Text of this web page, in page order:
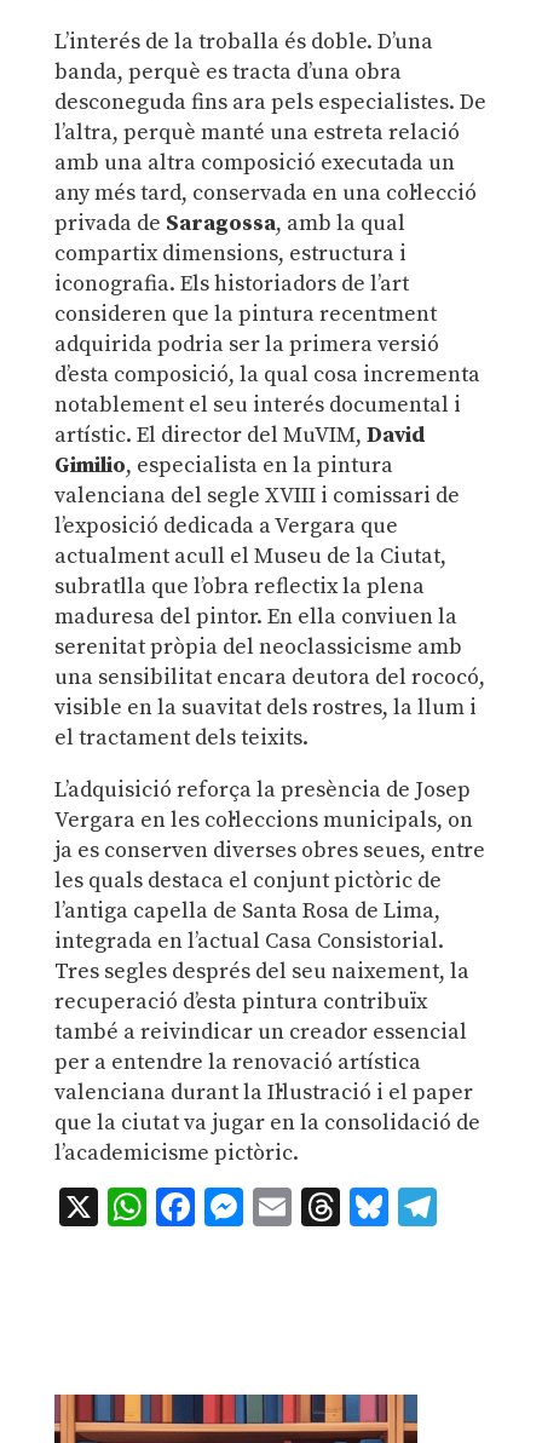
L’interés de la troballa és doble. D’una
banda, perquè es tracta d’una obra
desconeguda fins ara pels especialistes. De
l’altra, perquè manté una estreta relació
amb una altra composició executada un
any més tard, conservada en una col·lecció
privada de Saragossa, amb la qual
compartix dimensions, estructura i
iconografia. Els historiadors de l’art
consideren que la pintura recentment
adquirida podria ser la primera versió
d’esta composició, la qual cosa incrementa
notablement el seu interés documental i
artístic. El director del MuVIM, David
Gimilio, especialista en la pintura
valenciana del segle XVIII i comissari de
l’exposició dedicada a Vergara que
actualment acull el Museu de la Ciutat,
subratlla que l’obra reflectix la plena
maduresa del pintor. En ella conviuen la
serenitat pròpia del neoclassicisme amb
una sensibilitat encara deutora del rococó,
visible en la suavitat dels rostres, la llum i
el tractament dels teixits.
L’adquisició reforça la presència de Josep
Vergara en les col·leccions municipals, on
ja es conserven diverses obres seues, entre
les quals destaca el conjunt pictòric de
l’antiga capella de Santa Rosa de Lima,
integrada en l’actual Casa Consistorial.
Tres segles després del seu naixement, la
recuperació d’esta pintura contribuïx
també a reivindicar un creador essencial
per a entendre la renovació artística
valenciana durant la Il·lustració i el paper
que la ciutat va jugar en la consolidació de
l’academicisme pictòric.
X WhatsApp
Facebook
Messenger
EmailThreads
Bluesky